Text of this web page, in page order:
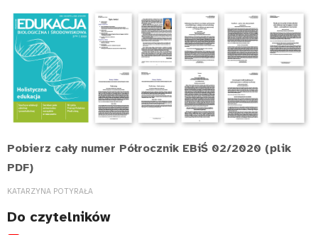
Pobierz cały numer Półrocznik EBiŚ 02/2020 (plik
PDF)
KATARZYNA POTYRAŁA
Do czytelników